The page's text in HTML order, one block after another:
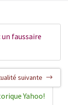
faussaire
suivante
Yahoo!